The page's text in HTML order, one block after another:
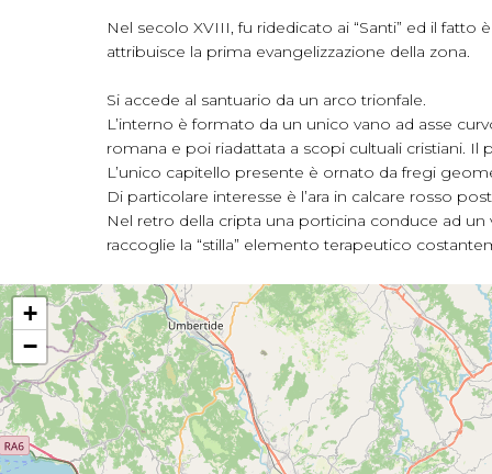
Nel secolo XVIII, fu ridedicato ai “Santi” ed il
attribuisce la prima evangelizzazione della zona.
Si accede al santuario da un arco trionfale.
L’interno è formato da un unico vano ad asse
romana e poi riadattata a scopi cultuali cristiani. Il
L’unico capitello presente è ornato da fregi
Di particolare interesse è l’ara in calcare rosso
Nel retro della cripta una porticina conduce ad
raccoglie la “stilla” elemento terapeutico
+
−